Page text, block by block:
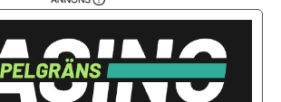
11:30 - 22:00
Fredag
11:30 - 22:00
11:30 - 22:00
11:30 - 22:00